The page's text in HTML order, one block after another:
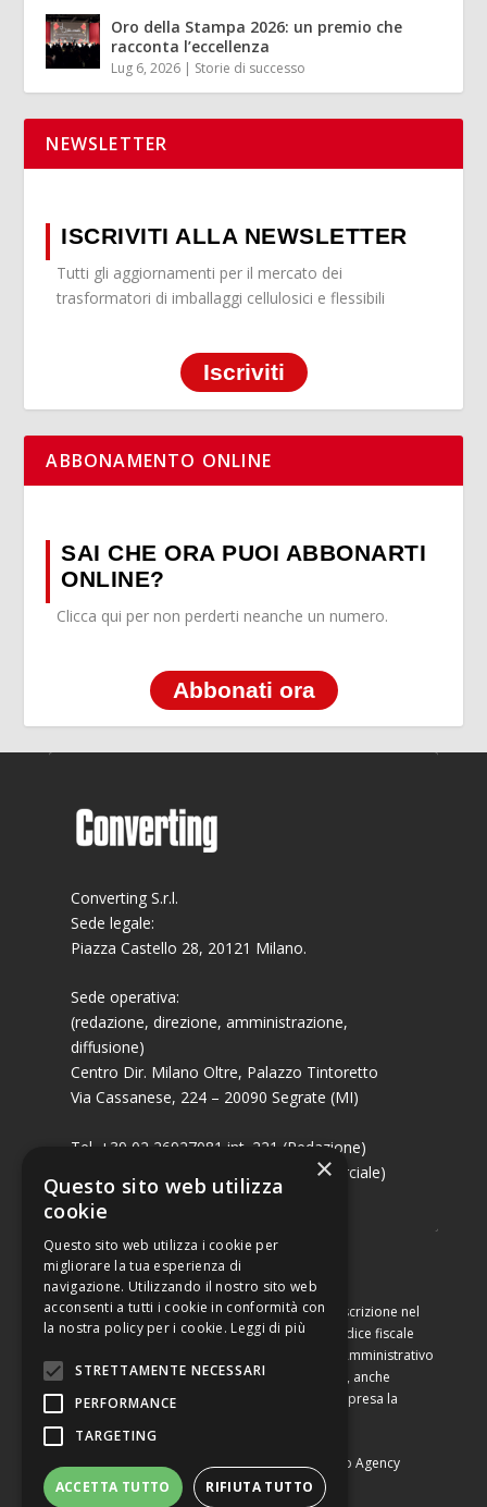
Oro della Stampa 2026: un premio che
racconta l’eccellenza
Lug 6, 2026 | Storie di successo
NEWSLETTER
ISCRIVITI ALLA NEWSLETTER
Tutti gli aggiornamenti per il mercato dei
trasformatori di imballaggi cellulosici e flessibili
Iscriviti
ABBONAMENTO ONLINE
SAI CHE ORA PUOI ABBONARTI
ONLINE?
Clicca qui per non perderti neanche un numero.
Abbonati ora
Converting S.r.l.
Sede legale:
Piazza Castello 28, 20121 Milano.
Sede operativa:
(redazione, direzione, amministrazione,
diffusione)
Centro Dir. Milano Oltre, Palazzo Tintoretto
Via Cassanese, 224 – 20090 Segrate (MI)
Tel. +39 02 26927081 int. 221 (Redazione)
Tel. +39 02 26927081 int. 224 (Commerciale)
Fax +39 02 26951006
Capitale sociale di Euro 10.000,00 – Numero di iscrizione nel
Registro delle Imprese di Milano, partita Iva e codice fiscale
09460990964, iscritta al Repertorio Economico Amministrativo
di Milano al n. 2091710. È vietata la riproduzione, anche
parziale, dei contenuti con qualsiasi mezzo, compresa la
Copyright © Converting srl |Privacy Policy| Web Agency
×
Questo sito web utilizza
cookie
Questo sito web utilizza i cookie per
migliorare la tua esperienza di
navigazione. Utilizzando il nostro sito web
acconsenti a tutti i cookie in conformità con
la nostra policy per i cookie. Leggi di più
STRETTAMENTE NECESSARI
PERFORMANCE
TARGETING
ACCETTA TUTTO RIFIUTA TUTTO